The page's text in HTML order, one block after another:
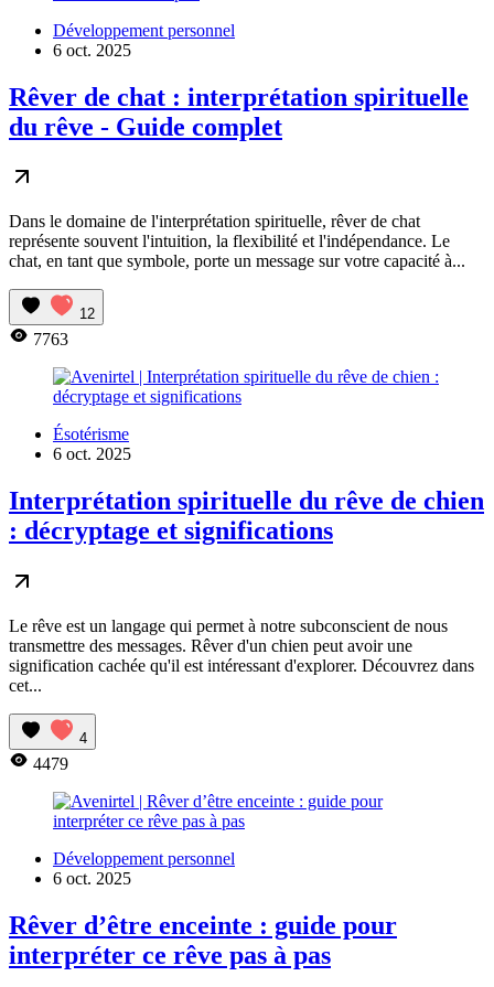
Développement personnel
6 oct. 2025
Rêver de chat : interprétation spirituelle
du rêve - Guide complet
Dans le domaine de l'interprétation spirituelle, rêver de chat
représente souvent l'intuition, la flexibilité et l'indépendance. Le
chat, en tant que symbole, porte un message sur votre capacité à...
12
7763
Ésotérisme
6 oct. 2025
Interprétation spirituelle du rêve de chien
: décryptage et significations
Le rêve est un langage qui permet à notre subconscient de nous
transmettre des messages. Rêver d'un chien peut avoir une
signification cachée qu'il est intéressant d'explorer. Découvrez dans
cet...
4
4479
Développement personnel
6 oct. 2025
Rêver d’être enceinte : guide pour
interpréter ce rêve pas à pas